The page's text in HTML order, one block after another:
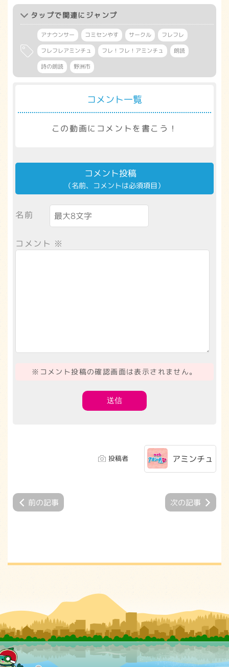
タップで関連にジャンプ
アナウンサー コミセンやす サークル
フレフレ
フレフレアミンチュ
フレ！フレ！アミンチュ
朗読
詩の朗読
野洲市
コメント一覧
この動画にコメントを書こう！
コメント投稿
（名前、コメントは必須項目）
名前
コメント ※
※コメント投稿の確認画面は表示されません。
投稿者 アミンチュ
前の記事 次の記事